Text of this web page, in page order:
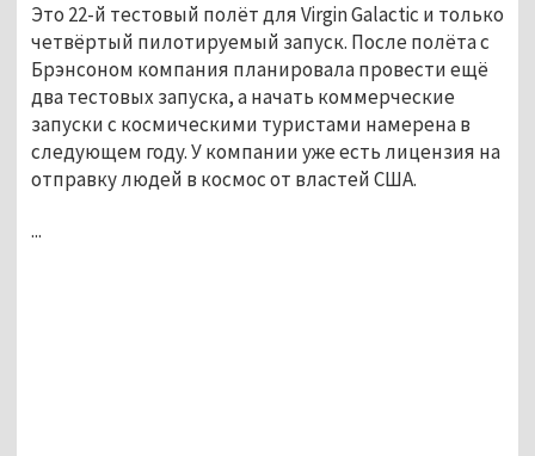
Это 22-й тестовый полёт для Virgin Galactic и только
четвёртый пилотируемый запуск. После полёта с
Брэнсоном компания планировала провести ещё
два тестовых запуска, а начать коммерческие
запуски с космическими туристами намерена в
следующем году. У компании уже есть лицензия на
отправку людей в космос от властей США.
...